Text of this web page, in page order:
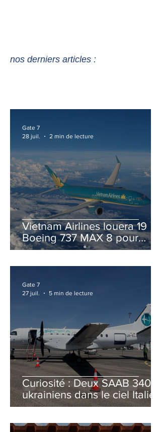
nos derniers articles :
Vietnam Airlines louera 19
Boeing 737 MAX 8 pour
accélérer la modernisation
Gate 7
28 juil.
2 min de lecture
Curiosité : Deux SAAB 340B
ukrainiens dans le ciel Italien
cet été
Gate 7
27 juil.
5 min de lecture